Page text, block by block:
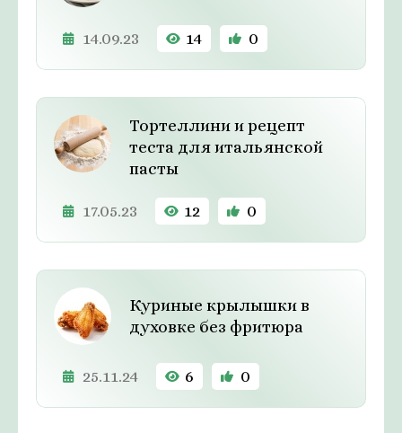
14.09.23 14 0
Тортеллини и рецепт
теста для итальянской
пасты
17.05.23 12 0
Куриные крылышки в
духовке без фритюра
25.11.24 6 0